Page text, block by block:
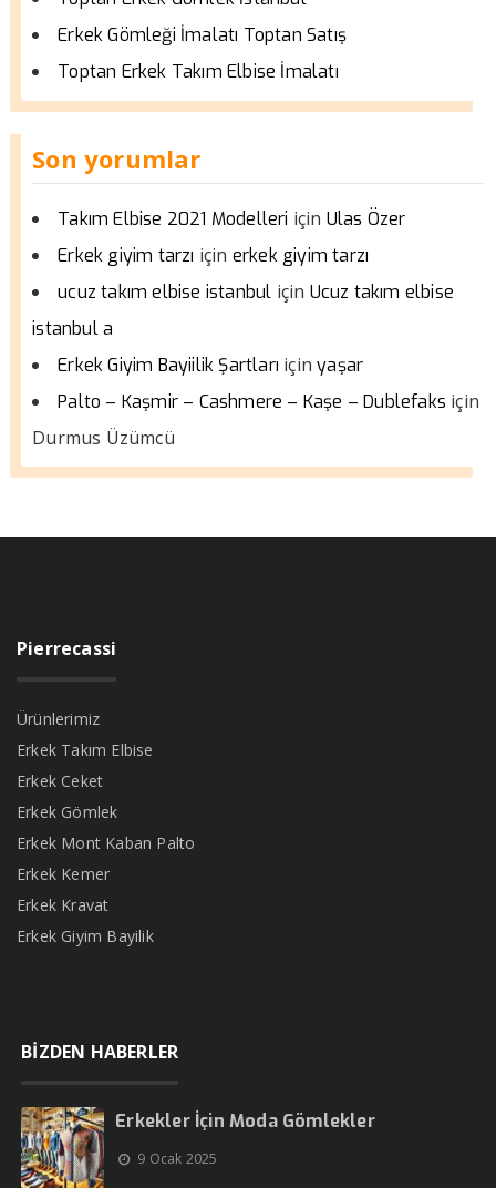
Erkek Gömleği İmalatı Toptan Satış
Toptan Erkek Takım Elbise İmalatı
Son yorumlar
Takım Elbise 2021 Modelleri için Ulas Özer
Erkek giyim tarzı için erkek giyim tarzı
ucuz takım elbise istanbul için Ucuz takım elbise
istanbul a
Erkek Giyim Bayiilik Şartları içinyaşar
Palto – Kaşmir – Cashmere – Kaşe – Dublefaks için
Durmus Üzümcü
Pierrecassi
Ürünlerimiz
Erkek Takım Elbise
Erkek Ceket
Erkek Gömlek
Erkek Mont Kaban Palto
Erkek Kemer
Erkek Kravat
Erkek Giyim Bayilik
BİZDEN HABERLER
Erkekler İçin Moda Gömlekler
9 Ocak 2025